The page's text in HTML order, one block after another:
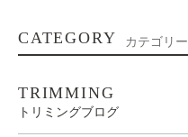
CATEGORY カテゴリー
TRIMMING
トリミングブログ